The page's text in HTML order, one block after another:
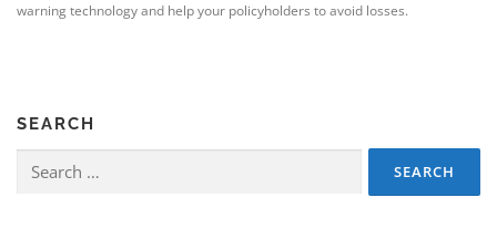
warning technology and help your policyholders to avoid losses.
SEARCH
for: